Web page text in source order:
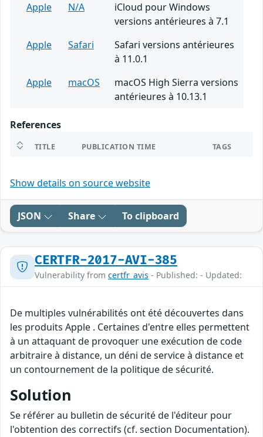
Apple
N/A
iCloud pour Windows
versions antérieures à 7.1
Apple
Safari
Safari versions antérieures
à 11.0.1
Apple
macOS
macOS High Sierra versions
antérieures à 10.13.1
References
TITLE PUBLICATION TIME TAGS
Show details on source website
JSON Share To clipboard
CERTFR-2017-AVI-385
Vulnerability from certfr_avis - Published: - Updated:
De multiples vulnérabilités ont été découvertes dans
les produits Apple . Certaines d'entre elles permettent
à un attaquant de provoquer une exécution de code
arbitraire à distance, un déni de service à distance et
un contournement de la politique de sécurité.
Solution
Se référer au bulletin de sécurité de l'éditeur pour
l'obtention des correctifs (cf. section Documentation).